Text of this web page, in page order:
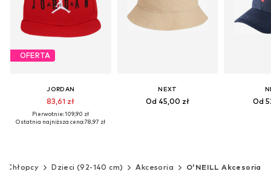
OFERTA
JORDAN
83,61 zł
Pierwotnie: 109,90 zł
Ostatnia najniższa cena:78,97 zł
NEXT
Od 45,00 zł Od
Chłopcy Dzieci (92-140 cm) Akcesoria O'NEILL Akcesoria